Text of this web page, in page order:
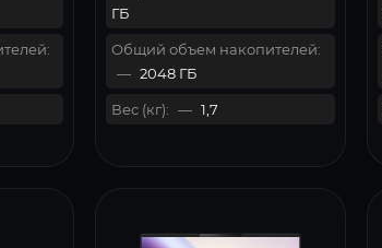
ГБ
Общий объем накопителей:
— 2048 ГБ
Вес (кг): — 1,7